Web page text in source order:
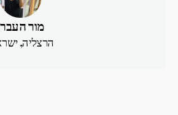
מור
הרצליה,